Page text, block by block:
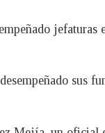
jefaturas
sus